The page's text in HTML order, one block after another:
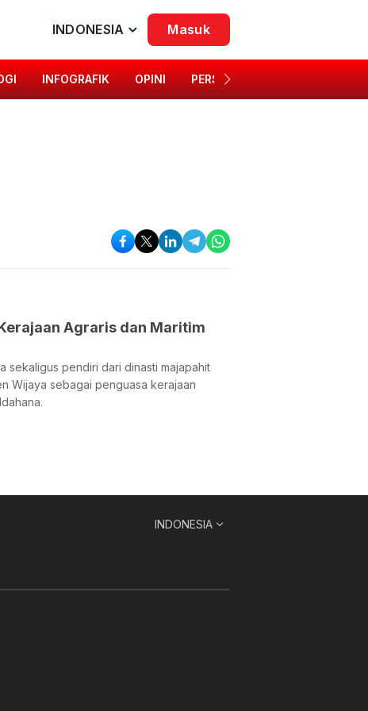
INDONESIA Masuk
INFOGRAFIK OPINI PERSONA
Agraris dan Maritim
sekaligus pendiri dari dinasti majapahit
Wijaya sebagai penguasa kerajaan
INDONESIA